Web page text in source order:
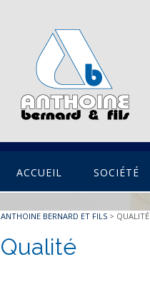
ACCUEIL SOCIÉTÉ
ANTHOINE BERNARD ET FILS > QUALITÉ
Qualité